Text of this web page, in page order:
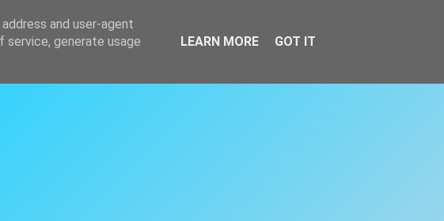
and user-agent
service, generate usage
LEARN MORE GOT IT